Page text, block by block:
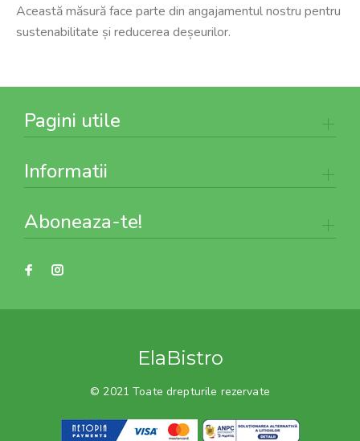
Această măsură face parte din angajamentul nostru pentru
sustenabilitate și reducerea deșeurilor.
Pagini utile
Informatii
Aboneaza-te!
ElaBistro
© 2021 Toate drepturile rezervate